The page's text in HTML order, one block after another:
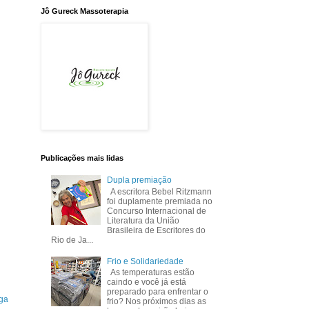
Jô Gureck Massoterapia
Publicações mais lidas
Dupla premiação
A escritora Bebel Ritzmann
foi duplamente premiada no
Concurso Internacional de
Literatura da União
Brasileira de Escritores do
Rio de Ja...
Frio e Solidariedade
As temperaturas estão
caindo e você já está
preparado para enfrentar o
frio? Nos próximos dias as